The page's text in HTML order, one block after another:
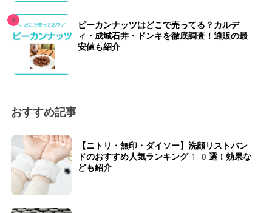
ピーカンナッツはどこで売ってる？カルデ
ィ・成城石井・ドンキを徹底調査！通販の最
安値も紹介
おすすめ記事
【ニトリ・無印・ダイソー】洗顔リストバン
ドのおすすめ人気ランキング10選！効果な
ども紹介